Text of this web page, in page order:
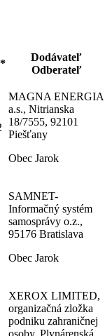
Dodávateľ
Odberateľ
MAGNA ENERGIA
a.s., Nitrianska
18/7555, 92101
Piešťany
Obec Jarok
SAMNET-
Informačný systém
samosprávy o.z.,
95176 Bratislava
Obec Jarok
XEROX LIMITED,
organizačná zložka
podniku zahraničnej
osoby, Plynárenská